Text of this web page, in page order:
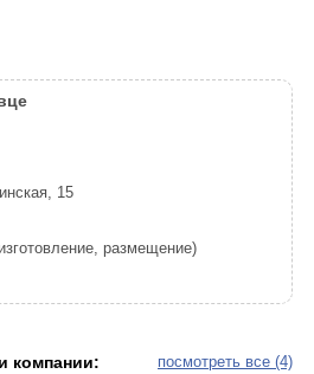
15
размещение)
посмотреть все (4)
компании: